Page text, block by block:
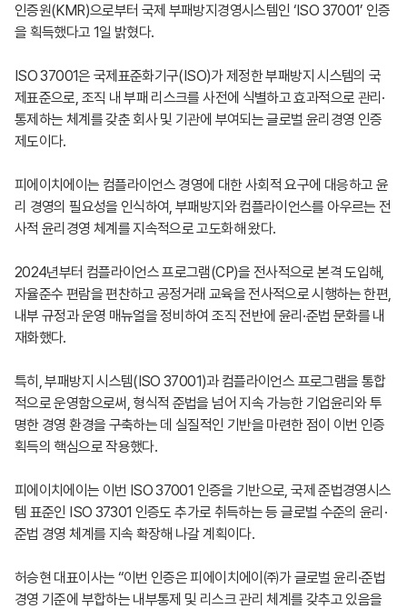
인증원(KMR)으로부터 국제 부패방지경영시스템인 ‘ISO 37001’ 인증
을 획득했다고 1일 밝혔다.
ISO 37001은 국제표준화기구(ISO)가 제정한 부패방지 시스템의 국
제표준으로, 조직 내 부패 리스크를 사전에 식별하고 효과적으로 관리·
통제하는 체계를 갖춘 회사 및 기관에 부여되는 글로벌 윤리경영 인증
제도이다.
피에이치에이는 컴플라이언스 경영에 대한 사회적 요구에 대응하고 윤
리 경영의 필요성을 인식하여, 부패방지와 컴플라이언스를 아우르는 전
사적 윤리경영 체계를 지속적으로 고도화해 왔다.
2024년부터 컴플라이언스 프로그램(CP)을 전사적으로 본격 도입해,
자율준수 편람을 편찬하고 공정거래 교육을 전사적으로 시행하는 한편,
내부 규정과 운영 매뉴얼을 정비하여 조직 전반에 윤리·준법 문화를 내
재화했다.
특히, 부패방지 시스템(ISO 37001)과 컴플라이언스 프로그램을 통합
적으로 운영함으로써, 형식적 준법을 넘어 지속 가능한 기업윤리와 투
명한 경영 환경을 구축하는 데 실질적인 기반을 마련한 점이 이번 인증
획득의 핵심으로 작용했다.
피에이치에이는 이번 ISO 37001 인증을 기반으로, 국제 준법경영시스
템 표준인 ISO 37301 인증도 추가로 취득하는 등 글로벌 수준의 윤리·
준법 경영 체계를 지속 확장해 나갈 계획이다.
허승현 대표이사는 “이번 인증은 피에이치에이㈜가 글로벌 윤리·준법
경영 기준에 부합하는 내부통제 및 리스크 관리 체계를 갖추고 있음을